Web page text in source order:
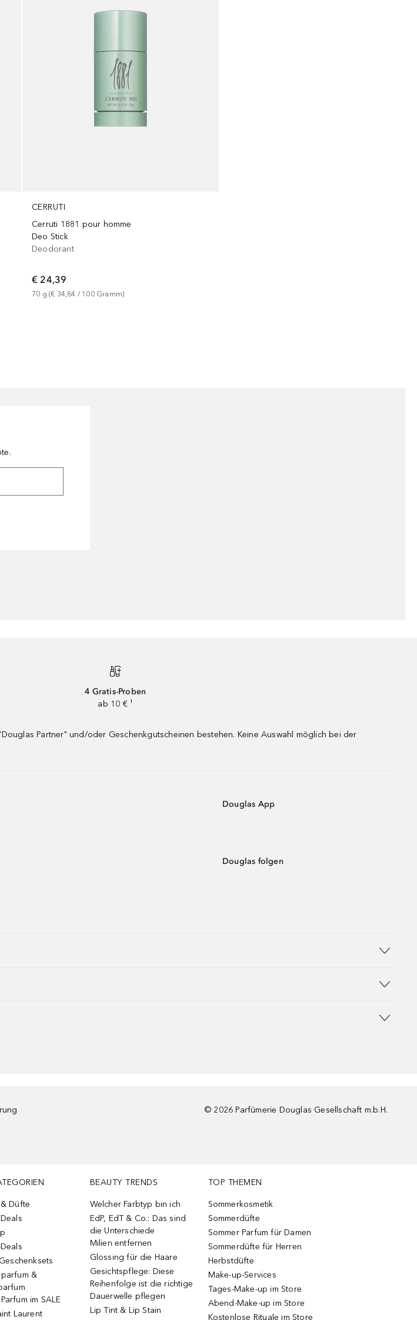
CERRUTI
Cerruti 1881 pour homme
Deo Stick
Deodorant
€ 24,39
70 g (€ 34,84 / 100 Gramm)
4 Gratis-Proben
ab 10 € ¹
Partner" und/oder Geschenkgutscheinen bestehen. Keine Auswahl möglich bei der
Douglas App
Douglas folgen
© 2026 Parfümerie Douglas Gesellschaft m.b.H.
Düfte
&
im SALE
Laurent
BEAUTY TRENDS
Welcher Farbtyp bin ich
EdP, EdT & Co.: Das sind
die Unterschiede
Milien entfernen
Glossing für die Haare
Gesichtspflege: Diese
Reihenfolge ist die richtige
Dauerwelle pflegen
Lip Tint & Lip Stain
TOP THEMEN
Sommerkosmetik
Sommerdüfte
Sommer Parfum für Damen
Sommerdüfte für Herren
Herbstdüfte
Make-up-Services
Tages-Make-up im Store
Abend-Make-up im Store
Kostenlose Rituale im Store